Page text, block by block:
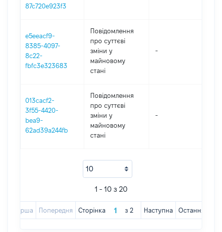
87c720e923f3
e5eeacf9-
8385-4097-
8c22-
fbfc3e323683
Повідомлення
про суттєві
зміни y
майновому
стані
-
013cacf2-
3f55-4420-
bea9-
62ad39a244fb
Повідомлення
про суттєві
зміни y
майновому
стані
-
1 - 10 з 20
Перша Попередня Сторінка з 2 Наступна Остання